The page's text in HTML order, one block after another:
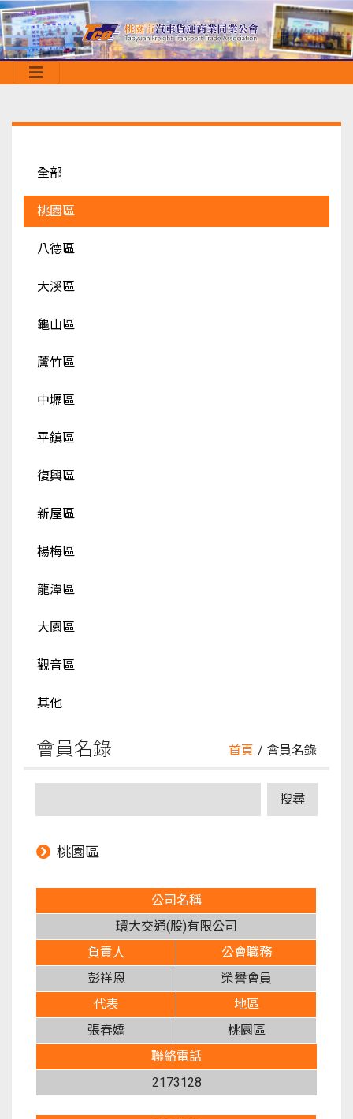
全部
桃園區
八德區
大溪區
龜山區
蘆竹區
中壢區
平鎮區
復興區
新屋區
楊梅區
龍潭區
大園區
觀音區
其他
會員名錄 首頁 / 會員名錄
桃園區
公司名稱
環大交通(股)有限公司
負責人
彭祥恩
公會職務
榮譽會員
代表
張春嬌
地區
桃園區
聯絡電話
2173128